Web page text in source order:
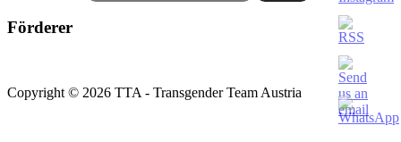
Förderer
Copyright © 2026 TTA - Transgender Team Austria